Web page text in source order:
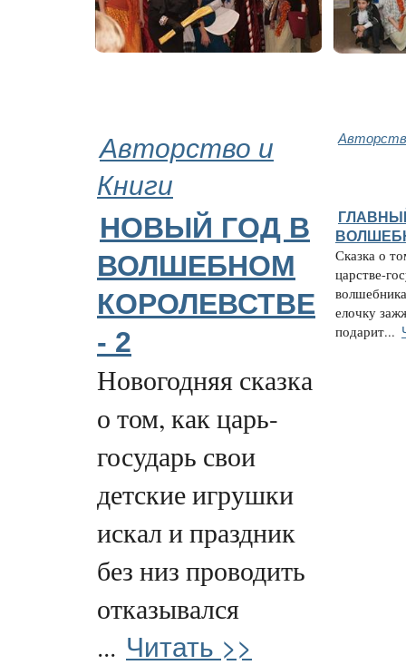
Авторство и
Книги
НОВЫЙ ГОД В
ВОЛШЕБНОМ
КОРОЛЕВСТВЕ
- 2
Новогодняя сказка
о том, как царь-
государь свои
детские игрушки
искал и праздник
без низ проводить
отказывался
... Читать >>
Сказка о
царстве-
елочку
подарит...